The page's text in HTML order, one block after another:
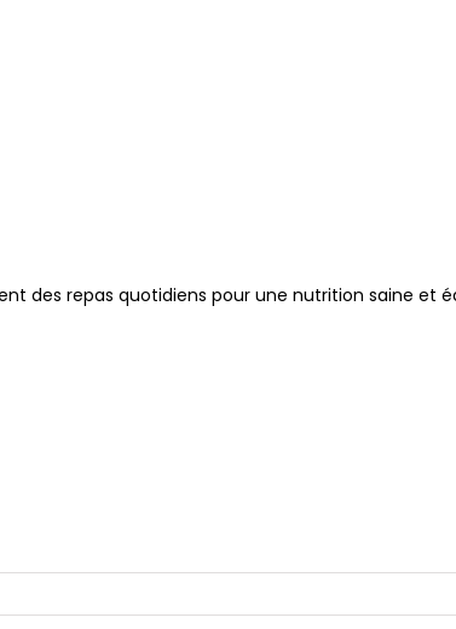
des repas quotidiens pour une nutrition saine et